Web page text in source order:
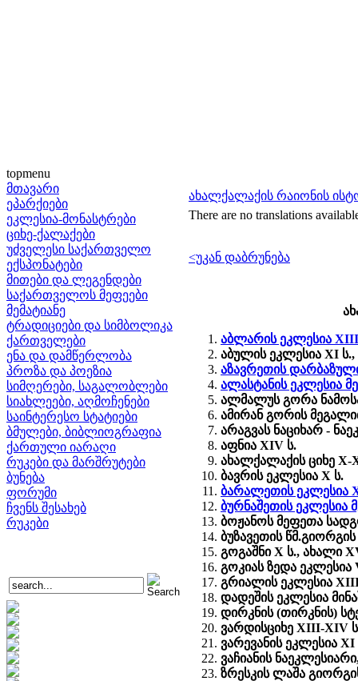
topmenu
მთავარი
ეპარქიები
ეკლესია-მონასტრები
ციხე-ქალაქები
უძველესი საქართველო
ექსპონატები
მითები და ლეგენდები
საქართველოს მეფეები
მემატიანე
ტრადიციები და სიმბოლიკა
ქართველები
ენა და დამწერლობა
პროზა და პოეზია
სიმღერები, საგალობლები
სიახლეები, აღმოჩენები
საინტერესო სტატიები
ბმულები, ბიბლიოგრაფია
ქართული იარაღი
რუკები და მარშრუტები
ბუნება
ფორუმი
ჩვენს შესახებ
რუკები
ახალქალაქის რაიონის
There are no translations
<უკან დაბრუნება
აბლარის ეკლესია
აბულის ეკლესია XI ს.,
აზავრეთის
ალასტანის ეკლესია
ალმალუს გორა
ამირან გორის
არაგვას ნაციხარ -
აფნია XIV ს.
ახალქალაქის ციხე X-
ბავრის ეკლესია X ს.
ბარალეთის ეკლესია
ბურნაშეთის ეკლესია
ბოჟანოს მეფეთა
ბუზავეთის
გოგაშნი X ს., ახალი
გოკიას ზედა ეკლესია
გრიალის ეკლესია
დადეშის ეკლესია
დირკნის (თირკნის)
ვარდისციხე XIII-XIV
ვარევანის ეკლესია XI
ვაჩიანის
ზრესკის ლაშა